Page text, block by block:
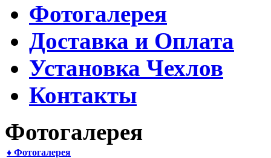
Фотогалерея
Доставка и Оплата
Установка Чехлов
Контакты
Фотогалерея
♦ Фотогалерея